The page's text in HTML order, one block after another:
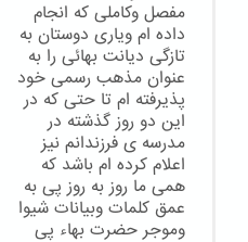
مفصل وکاملی که انجام
داده ام ویاری دوستان به
تازگی دیانت بهائی را به
عنوان مذهب رسمی خود
پذیرفته ام تا حتی که در
این دو روز گذشته در
مدرسه ی فرزندانم نیز
اعلام کرده ام باشد که
همی ما روز به روز پی به
عمق کلمات وبیانات شیوا
وموجر حضرت بهاء پی